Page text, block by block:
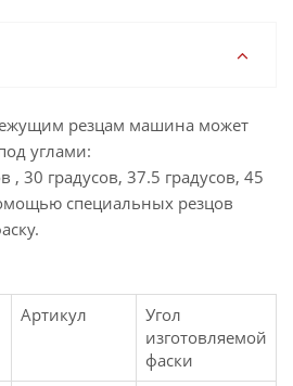
резцам машина может
углами:
, 30 градусов, 37.5 градусов, 45
специальных резцов
Артикул
Угол
изготовляемой
фаски